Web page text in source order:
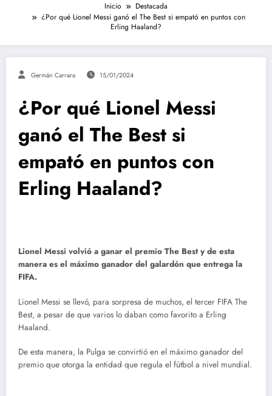
Inicio
Destacada
¿Por qué Lionel Messi ganó el The Best si empató en puntos con
Erling Haaland?
Germán Carrara 15/01/2024
¿Por qué Lionel Messi
ganó el The Best si
empató en puntos con
Erling Haaland?
Lionel Messi volvió a ganar el premio The Best y de esta
manera es el máximo ganador del galardón que entrega la
FIFA.
Lionel Messi se llevó, para sorpresa de muchos, el tercer FIFA The
Best, a pesar de que varios lo daban como favorito a Erling
Haaland.
De esta manera, la Pulga se convirtió en el máximo ganador del
premio que otorga la entidad que regula el fútbol a nivel mundial.